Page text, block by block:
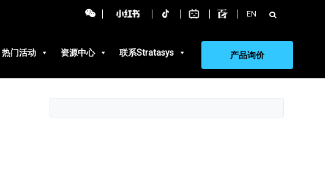
EN 搜
索：
热门活动 资源中心 联系Stratasys 产品询价